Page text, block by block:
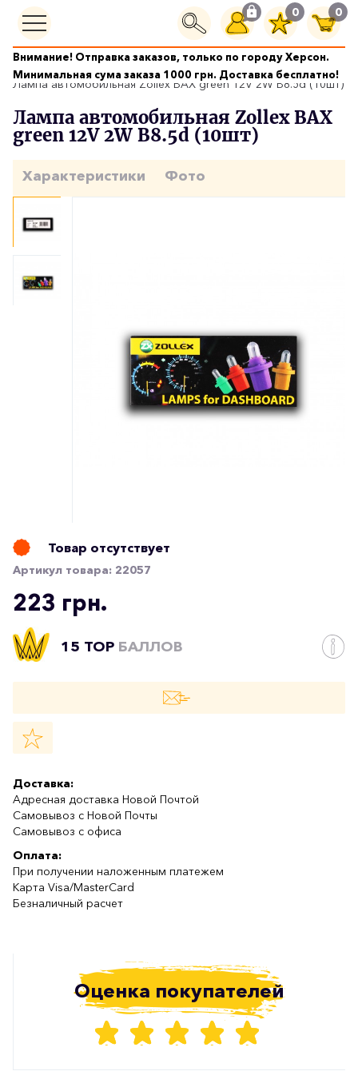
0 0
Внимание! Отправка заказов, только по городу Херсон.
Минимальная сума заказа 1000 грн. Доставка бесплатно!
Автолампы
Лампа автомобильная Zollex BAX green 12V 2W B8.5d (10шт)
Лампа автомобильная Zollex BAX
green 12V 2W B8.5d (10шт)
Характеристики Фото
Товар отсутствует
Артикул товара: 22057
223 грн.
15 TOP БАЛЛОВ
Доставка:
Адресная доставка Новой Почтой
Самовывоз с Новой Почты
Самовывоз с офиса
Оплата:
При получении наложенным платежем
Карта Visa/MasterCard
Безналичный расчет
Оценка покупателей